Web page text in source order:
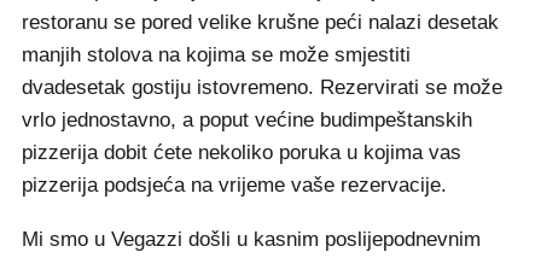
restoranu se pored velike krušne peći nalazi desetak
manjih stolova na kojima se može smjestiti
dvadesetak gostiju istovremeno. Rezervirati se može
vrlo jednostavno, a poput većine budimpeštanskih
pizzerija dobit ćete nekoliko poruka u kojima vas
pizzerija podsjeća na vrijeme vaše rezervacije.
Mi smo u Vegazzi došli u kasnim poslijepodnevnim